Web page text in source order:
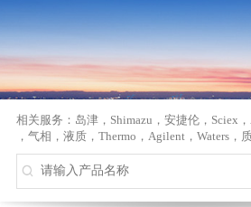
相关服务： 岛津， Shimazu ， 安捷伦， Sciex ，
， 气相 ， 液质， Thermo ， Agilent ， Waters，